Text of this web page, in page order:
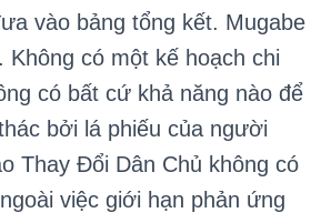
vào bảng tổng kết. Mugabe
Không có một kế hoạch chi
có bất cứ khả năng nào để
bởi lá phiếu của người
Thay Đổi Dân Chủ không có
việc giới hạn phản ứng